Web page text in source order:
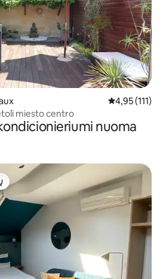
Vidutinis
4,95 (111)
miesto centro
nuoma